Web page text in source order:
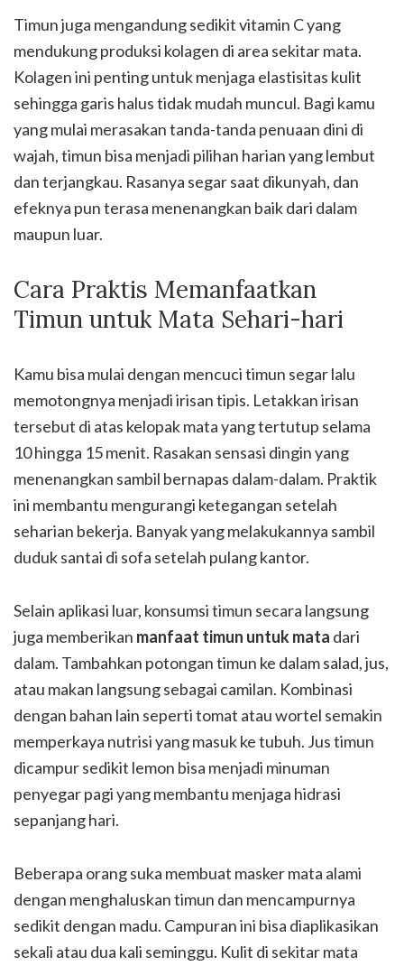
Timun juga mengandung sedikit vitamin C yang
mendukung produksi kolagen di area sekitar mata.
Kolagen ini penting untuk menjaga elastisitas kulit
sehingga garis halus tidak mudah muncul. Bagi kamu
yang mulai merasakan tanda-tanda penuaan dini di
wajah, timun bisa menjadi pilihan harian yang lembut
dan terjangkau. Rasanya segar saat dikunyah, dan
efeknya pun terasa menenangkan baik dari dalam
maupun luar.
Cara Praktis Memanfaatkan
Timun untuk Mata Sehari-hari
Kamu bisa mulai dengan mencuci timun segar lalu
memotongnya menjadi irisan tipis. Letakkan irisan
tersebut di atas kelopak mata yang tertutup selama
10 hingga 15 menit. Rasakan sensasi dingin yang
menenangkan sambil bernapas dalam-dalam. Praktik
ini membantu mengurangi ketegangan setelah
seharian bekerja. Banyak yang melakukannya sambil
duduk santai di sofa setelah pulang kantor.
Selain aplikasi luar, konsumsi timun secara langsung
juga memberikan manfaat timun untuk mata dari
dalam. Tambahkan potongan timun ke dalam salad, jus,
atau makan langsung sebagai camilan. Kombinasi
dengan bahan lain seperti tomat atau wortel semakin
memperkaya nutrisi yang masuk ke tubuh. Jus timun
dicampur sedikit lemon bisa menjadi minuman
penyegar pagi yang membantu menjaga hidrasi
sepanjang hari.
Beberapa orang suka membuat masker mata alami
dengan menghaluskan timun dan mencampurnya
sedikit dengan madu. Campuran ini bisa diaplikasikan
sekali atau dua kali seminggu. Kulit di sekitar mata